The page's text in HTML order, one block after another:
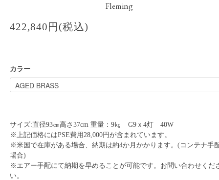
Fleming
422,840円(税込)
カラー
サイズ:直径93㎝高さ37cm 重量：9㎏ G9ｘ4灯 40W
※上記価格にはPSE費用28,000円が含まれています。
※米国で在庫がある場合、納期は約4か月かかります。(コンテナ手
場合)
※エアー手配にて納期を早めることが可能です。お問い合わせくだ
い。